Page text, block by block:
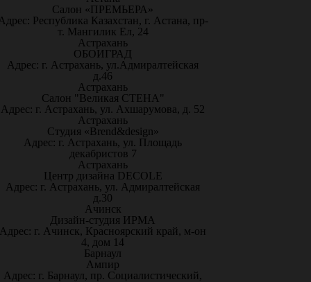
Салон «ПРЕМЬЕРА»
Республика Казахстан, г. Астана, пр-
т. Мангилик Ел, 24
Астрахань
ОБОИГРАД
Адрес: г. Астрахань, ул.Адмиралтейская
д.46
Астрахань
Салон "Великая СТЕНА"
Адрес: г. Астрахань, ул. Ахшарумова, д. 52
Астрахань
Студия «Brend&design»
Адрес: г. Астрахань, ул. Площадь
декабристов 7
Астрахань
Центр дизайна DECOLE
Адрес: г. Астрахань, ул. Адмиралтейская
д.30
Ачинск
Дизайн-студия ИРМА
Адрес: г. Ачинск, Красноярский край, м-он
4, дом 14
Барнаул
Ампир
Адрес: г. Барнаул, пр. Социалистический,